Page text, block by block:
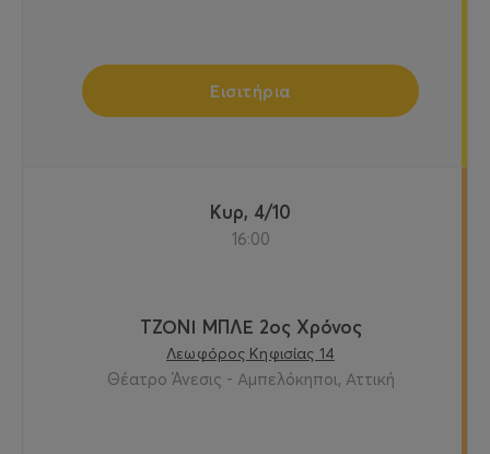
Εισιτήρια
Κυρ, 4/10
16:00
ΤΖΟΝΙ ΜΠΛΕ 2ος Χρόνος
Λεωφόρος Κηφισίας 14
Θέατρο Άνεσις - Αμπελόκηποι, Αττική